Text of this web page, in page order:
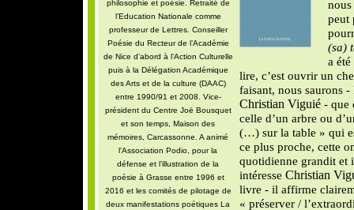
philosophie et poésie. Retraité de
l’Education Nationale comme
professeur de Lettres. Conseiller
Poésie du Recteur de l’Académie
de Nice d’abord à l’Action Culturelle
puis à la Délégation Académique
des Arts et de la culture (DAAC)
entre 1990/91 et 2008. Vice-
président du Centre Joë Bousquet
et son temps, Maison des
mémoires, Carcassonne. A animé
l’Association Podio, pour la
défense et l’illustration de la
poésie à Grasse entre 1996 et
2016 et les comités de pilotage de
deux manifestations poétiques La
peut
(sa)
a
lire, c’est ouvrir un
faisant, nous saurons
Christian Viguié- que
celle d’un arbre ou
(…) sur la table » qui
ce plus proche, cette
quotidienne grandit et
intéresse Christian
livre - il affirme
« préserver /